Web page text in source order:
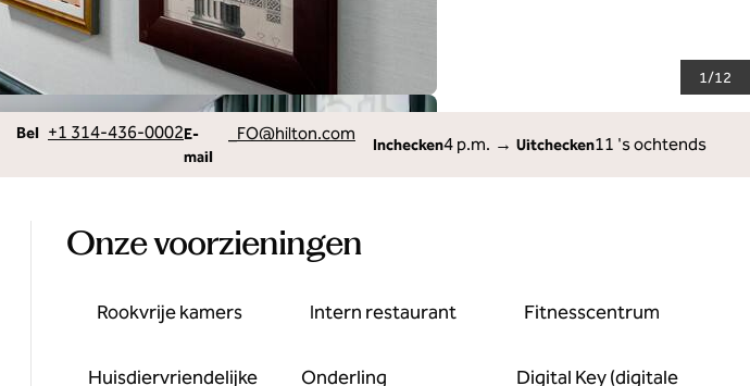
1/12
Bel
Bel +1 314-436-0002E-
mail
E-mailSTLDD
_FO@hilton.com
Inchecken4 p.m. → Uitchecken11 's ochtends
Onze voorzieningen
Rookvrije kamers Intern restaurant Fitness­centrum
Huisdier­vriendelijke
Onderling
Digital Key (digitale